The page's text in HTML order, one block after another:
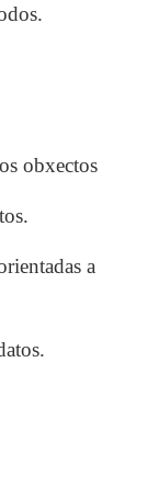
obxectos
a